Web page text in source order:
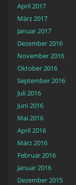
April 2017
März 2017
Januar 2017
Dezember 2016
November 2016
Oktober 2016
September 2016
Juli 2016
Juni 2016
Mai 2016
April 2016
März 2016
Februar 2016
Januar 2016
Dezember 2015